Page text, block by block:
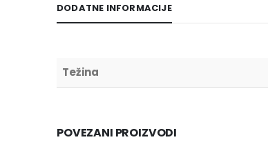
DODATNE INFORMACIJE
Težina
POVEZANI PROIZVODI